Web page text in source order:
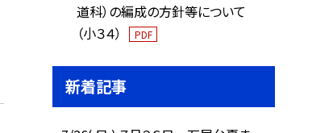
道科）の編成の方針等について
（小３４）
PDF
新着記事